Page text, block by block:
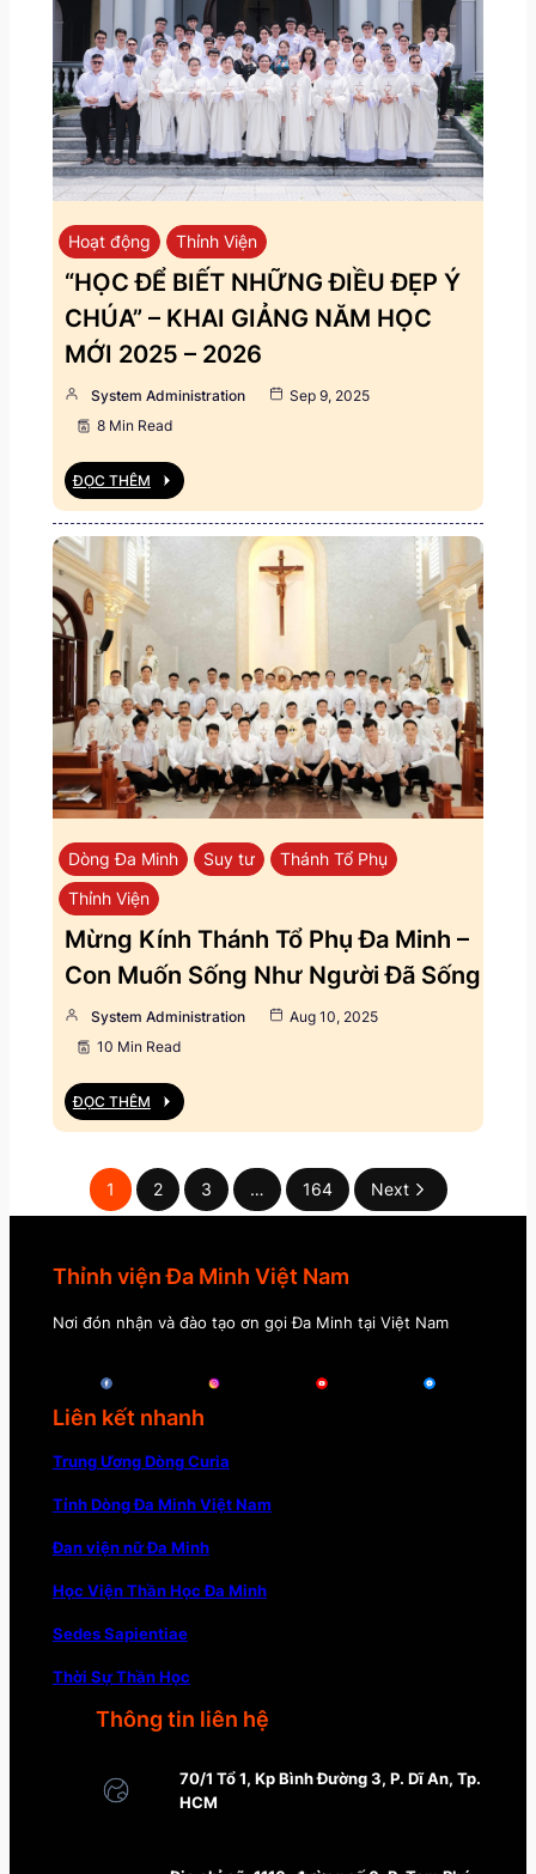
Hoạt động Thỉnh Viện
“HỌC ĐỂ BIẾT NHỮNG ĐIỀU ĐẸP Ý
CHÚA” – KHAI GIẢNG NĂM HỌC
MỚI 2025 – 2026
System Administration
Sep 9, 2025
8 Min Read
ĐỌC THÊM
Dòng Đa Minh Suy tư
Thánh Tổ Phụ
Thỉnh Viện
Mừng Kính Thánh Tổ Phụ Đa Minh –
Con Muốn Sống Như Người Đã Sống
System Administration
Aug 10, 2025
10 Min Read
ĐỌC THÊM
1 2 3 … 164 Next
Thỉnh viện Đa Minh Việt Nam
Nơi đón nhận và đào tạo ơn gọi Đa Minh tại Việt Nam
Liên kết nhanh
Trung Ương Dòng Curia
Tỉnh Dòng Đa Minh Việt Nam
Đan viện nữ Đa Minh
Học Viện Thần Học Đa Minh
Sedes Sapientiae
Thời Sự Thần Học
Thông tin liên hệ
70/1 Tổ 1, Kp Bình Đường 3, P. Dĩ An, Tp.
HCM